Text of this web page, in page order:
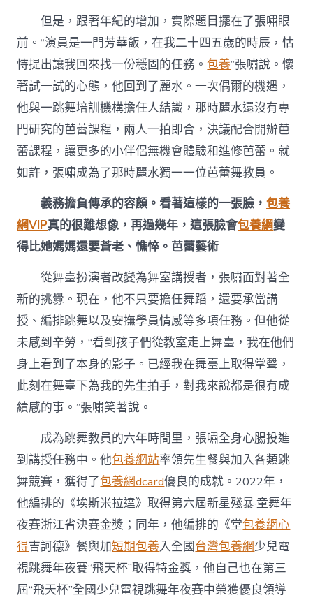
但是，跟著年紀的增加，實際題目擺在了張嘯眼
前。“演員是一門芳華飯，在我二十四五歲的時辰，怙
恃提出讓我回來找一份穩固的任務。包養”張嘯說。懷
著試一試的心態，他回到了麗水。一次偶爾的機遇，
他與一跳舞培訓機構擔任人結識，那時麗水還沒有專
門研究的芭蕾課程，兩人一拍即合，決議配合開辦芭
蕾課程，讓更多的小伴侶無機會體驗和進修芭蕾。就
如許，張嘯成為了那時麗水獨一一位芭蕾舞教員。
義務擔負傳承的容顏。看著這樣的一張臉，包養
網VIP真的很難想像，再過幾年，這張臉會包養網變
得比她媽媽還要蒼老、憔悴。芭蕾藝術
從舞臺扮演者改變為舞室講授者，張嘯面對著全
新的挑釁。現在，他不只要擔任舞蹈，還要承當講
授、編排跳舞以及安撫學員情感等多項任務。但他從
未感到辛勞，“看到孩子們從教室走上舞臺，我在他們
身上看到了本身的影子。已經我在舞臺上取得掌聲，
此刻在舞臺下為我的先生拍手，對我來說都是很有成
績感的事。”張嘯笑著說。
成為跳舞教員的六年時間里，張嘯全身心腸投進
到講授任務中。他包養網站率領先生餐與加入各類跳
舞競賽，獲得了包養網dcard優良的成就。2022年，
他編排的《埃斯米拉達》取得第六屆新星殘暴·童舞年
夜賽浙江省決賽金獎；同年，他編排的《堂包養網心
得吉訶德》餐與加短期包養入全國台灣包養網少兒電
視跳舞年夜賽“飛天杯”取得特金獎，他自己也在第三
屆“飛天杯”全國少兒電視跳舞年夜賽中榮獲優良領導